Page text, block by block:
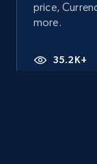
price,
more.
35.2K+